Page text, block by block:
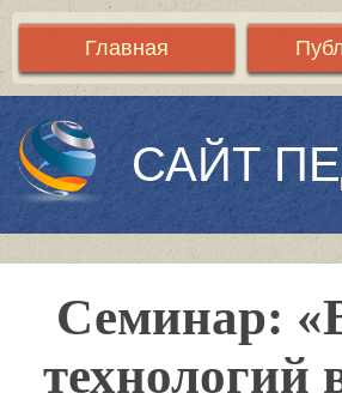
Главная
САЙТ
Семинар:
технологий